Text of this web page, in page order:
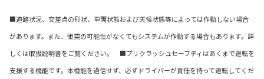
■道路状況、交差点の形状、車両状態および天候状態等によっては作動しない場合
があります。また、衝突の可能性がなくてもシステムが作動する場合もあります。詳
しくは取扱説明書をご覧ください。 ■プリクラッシュセーフティはあくまで運転を
支援する機能です。本機能を過信せず、必ずドライバーが責任を持って運転してくだ